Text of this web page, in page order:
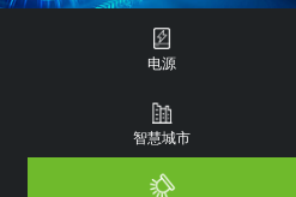
电源
智慧城市